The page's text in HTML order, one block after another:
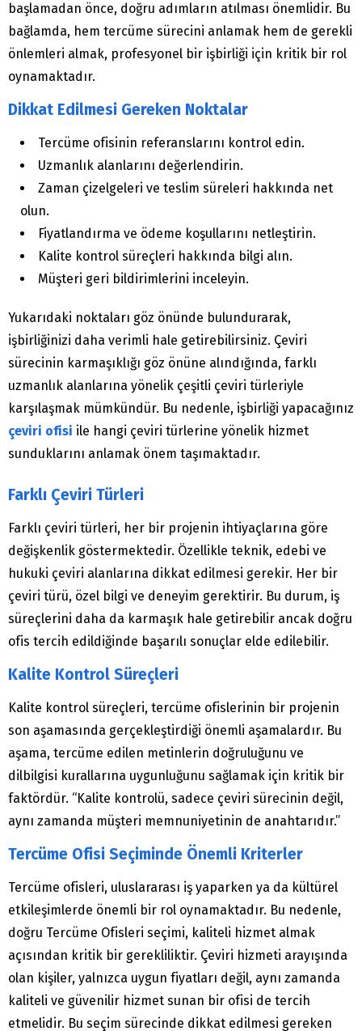
başlamadan önce, doğru adımların atılması önemlidir. Bu
bağlamda, hem tercüme sürecini anlamak hem de gerekli
önlemleri almak, profesyonel bir işbirliği için kritik bir rol
oynamaktadır.
Dikkat Edilmesi Gereken Noktalar
Tercüme ofisinin referanslarını kontrol edin.
Uzmanlık alanlarını değerlendirin.
Zaman çizelgeleri ve teslim süreleri hakkında net
olun.
Fiyatlandırma ve ödeme koşullarını netleştirin.
Kalite kontrol süreçleri hakkında bilgi alın.
Müşteri geri bildirimlerini inceleyin.
Yukarıdaki noktaları göz önünde bulundurarak,
işbirliğinizi daha verimli hale getirebilirsiniz. Çeviri
sürecinin karmaşıklığı göz önüne alındığında, farklı
uzmanlık alanlarına yönelik çeşitli çeviri türleriyle
karşılaşmak mümkündür. Bu nedenle, işbirliği yapacağınız
çeviri ofisi ile hangi çeviri türlerine yönelik hizmet
sunduklarını anlamak önem taşımaktadır.
Farklı Çeviri Türleri
Farklı çeviri türleri, her bir projenin ihtiyaçlarına göre
değişkenlik göstermektedir. Özellikle teknik, edebi ve
hukuki çeviri alanlarına dikkat edilmesi gerekir. Her bir
çeviri türü, özel bilgi ve deneyim gerektirir. Bu durum, iş
süreçlerini daha da karmaşık hale getirebilir ancak doğru
ofis tercih edildiğinde başarılı sonuçlar elde edilebilir.
Kalite Kontrol Süreçleri
Kalite kontrol süreçleri, tercüme ofislerinin bir projenin
son aşamasında gerçekleştirdiği önemli aşamalardır. Bu
aşama, tercüme edilen metinlerin doğruluğunu ve
dilbilgisi kurallarına uygunluğunu sağlamak için kritik bir
faktördür. “Kalite kontrolü, sadece çeviri sürecinin değil,
aynı zamanda müşteri memnuniyetinin de anahtarıdır.”
Tercüme Ofisi Seçiminde Önemli Kriterler
Tercüme ofisleri, uluslararası iş yaparken ya da kültürel
etkileşimlerde önemli bir rol oynamaktadır. Bu nedenle,
doğru Tercüme Ofisleri seçimi, kaliteli hizmet almak
açısından kritik bir gerekliliktir. Çeviri hizmeti arayışında
olan kişiler, yalnızca uygun fiyatları değil, aynı zamanda
kaliteli ve güvenilir hizmet sunan bir ofisi de tercih
etmelidir. Bu seçim sürecinde dikkat edilmesi gereken